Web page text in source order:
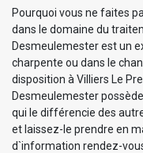
Pourquoi vous ne faites
dans le domaine du
Desmeulemester est un
charpente ou dans le
disposition à Villiers Le
Desmeulemester
qui le différencie des
et laissez-le prendre en
d`information rendez-